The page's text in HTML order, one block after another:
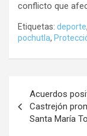
conflicto que
Etiquetas: deporte,
pochutla,
de
entradas
Acuerdos
Castrejón
Santa María